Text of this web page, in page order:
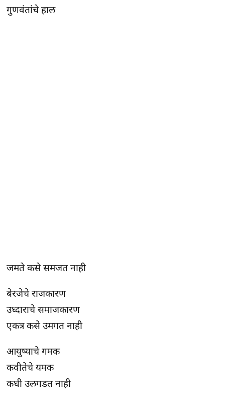
गुणवंतांचे हाल
जमते कसे समजत नाही
बेरजेचे राजकारण
उध्दाराचे समाजकारण
एकत्र कसे उमगत नाही
आयुष्याचे गमक
कवीतेचे यमक
कधी उलगडत नाही